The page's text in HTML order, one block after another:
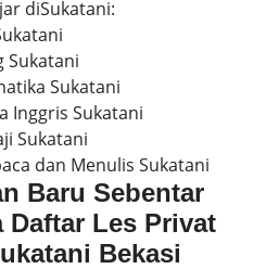
diSukatani:
Sukatani
Sukatani
Inggris Sukatani
Sukatani
dan Menulis Sukatani
Baru Sebentar
Daftar Les Privat
Bekasi